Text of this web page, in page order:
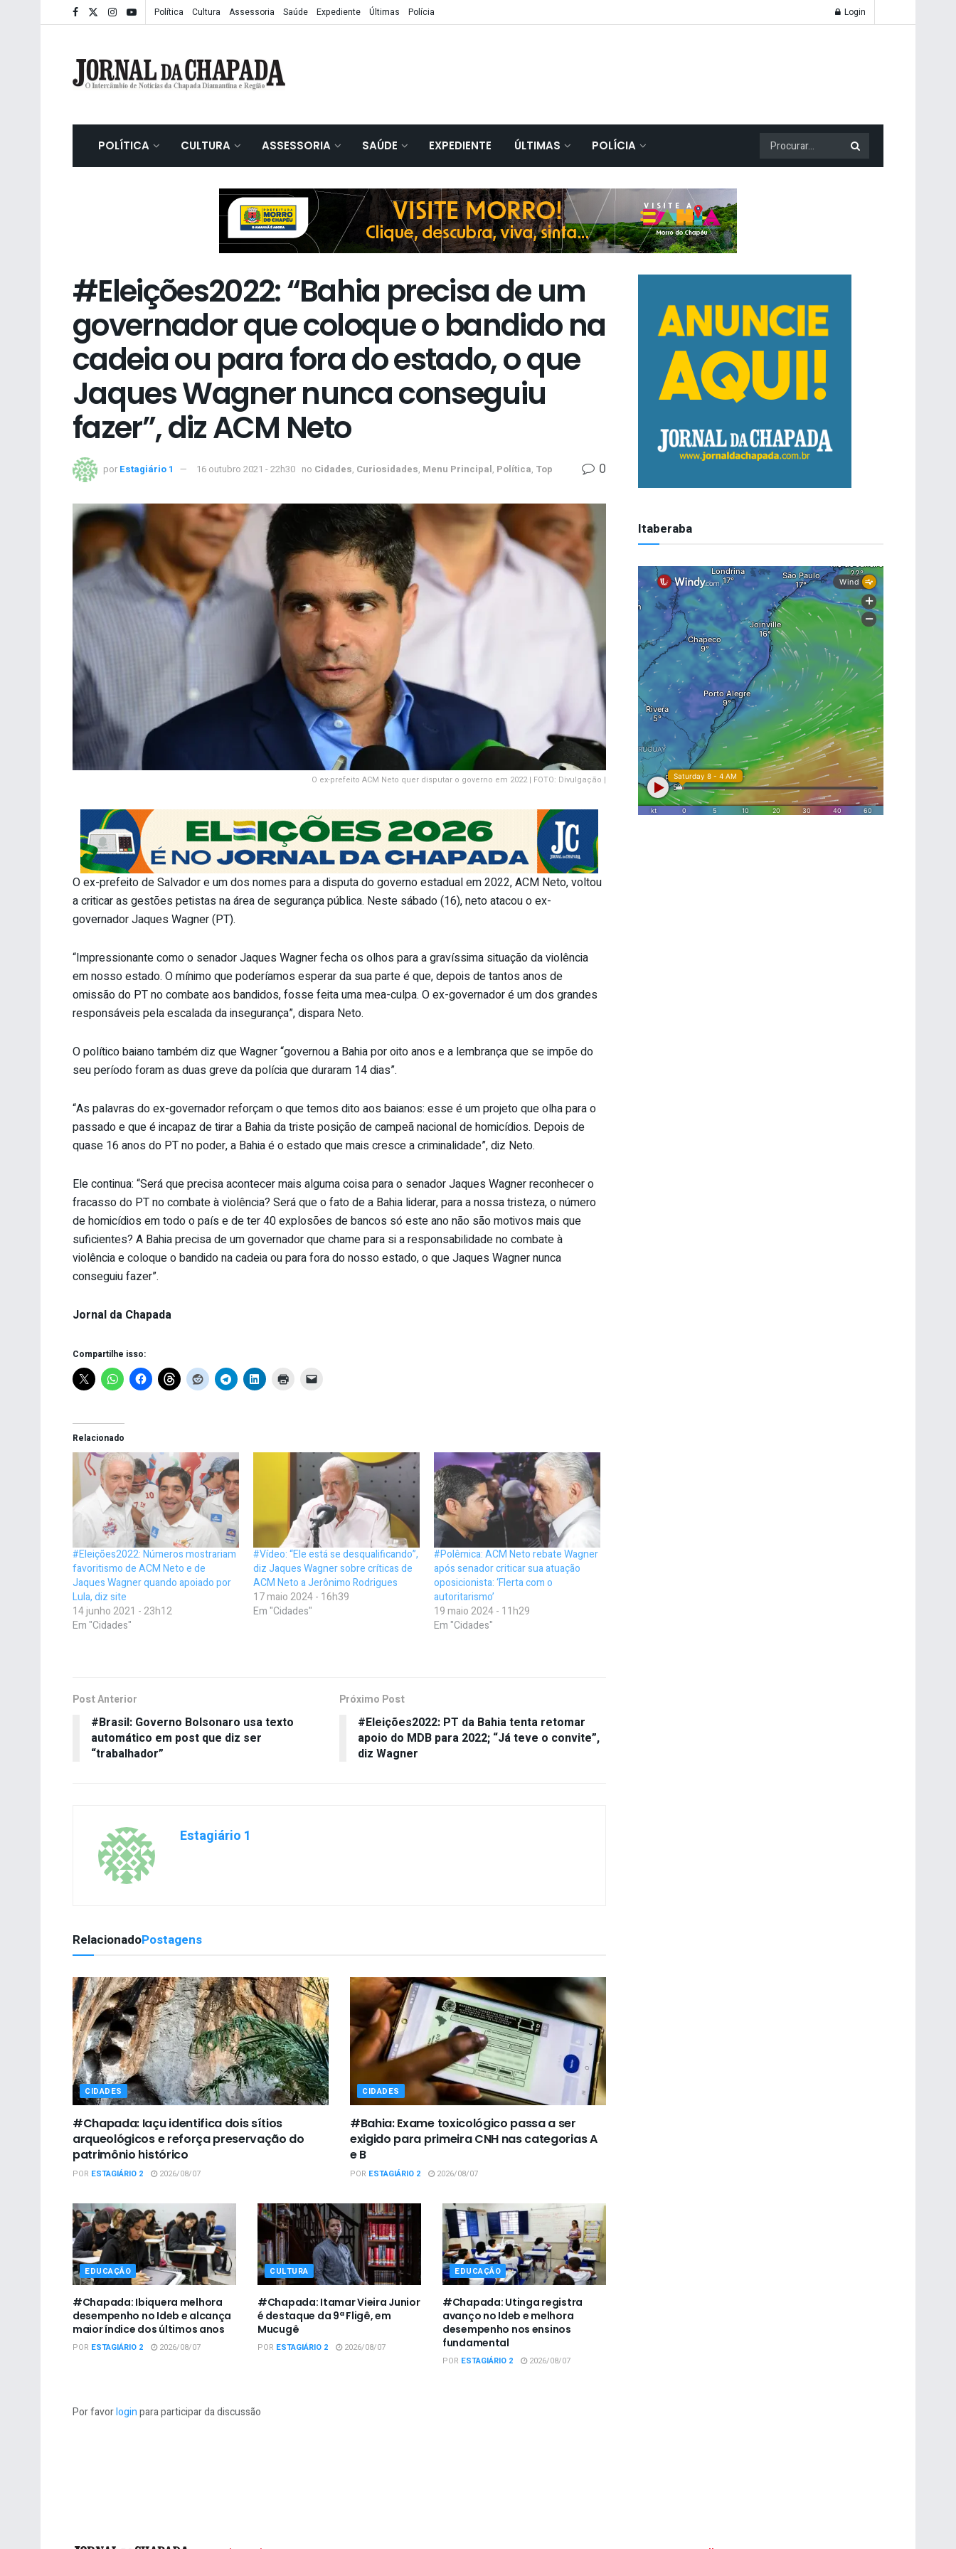
Política Cultura Assessoria Saúde Expediente Últimas Polícia Login
POLÍTICA CULTURA ASSESSORIA SAÚDE EXPEDIENTE ÚLTIMAS POLÍCIA
#Eleições2022: “Bahia precisa de um
governador que coloque o bandido na
cadeia ou para fora do estado, o que
Jaques Wagner nunca conseguiu
fazer”, diz ACM Neto
por Estagiário 1 16 outubro 2021 - 22h30 no Cidades, Curiosidades, Menu Principal, Política, Top 0
O ex-prefeito ACM Neto quer disputar o governo em 2022 | FOTO: Divulgação |
O ex-prefeito de Salvador e um dos nomes para a disputa do governo estadual em 2022, ACM Neto, voltou
a criticar as gestões petistas na área de segurança pública. Neste sábado (16), neto atacou o ex-
governador Jaques Wagner (PT).
“Impressionante como o senador Jaques Wagner fecha os olhos para a gravíssima situação da violência
em nosso estado. O mínimo que poderíamos esperar da sua parte é que, depois de tantos anos de
omissão do PT no combate aos bandidos, fosse feita uma mea-culpa. O ex-governador é um dos grandes
responsáveis pela escalada da insegurança”, dispara Neto.
O político baiano também diz que Wagner “governou a Bahia por oito anos e a lembrança que se impõe do
seu período foram as duas greve da polícia que duraram 14 dias”.
“As palavras do ex-governador reforçam o que temos dito aos baianos: esse é um projeto que olha para o
passado e que é incapaz de tirar a Bahia da triste posição de campeã nacional de homicídios. Depois de
quase 16 anos do PT no poder, a Bahia é o estado que mais cresce a criminalidade”, diz Neto.
Ele continua: “Será que precisa acontecer mais alguma coisa para o senador Jaques Wagner reconhecer o
fracasso do PT no combate à violência? Será que o fato de a Bahia liderar, para a nossa tristeza, o número
de homicídios em todo o país e de ter 40 explosões de bancos só este ano não são motivos mais que
suficientes? A Bahia precisa de um governador que chame para si a responsabilidade no combate à
violência e coloque o bandido na cadeia ou para fora do nosso estado, o que Jaques Wagner nunca
conseguiu fazer”.
Jornal da Chapada
Compartilhe isso:
Relacionado
#Eleições2022: Números mostrariam
favoritismo de ACM Neto e de
Jaques Wagner quando apoiado por
Lula, diz site
14 junho 2021 - 23h12
Em "Cidades"
#Vídeo: “Ele está se desqualificando”,
diz Jaques Wagner sobre críticas de
ACM Neto a Jerônimo Rodrigues
17 maio 2024 - 16h39
Em "Cidades"
#Polêmica: ACM Neto rebate Wagner
após senador criticar sua atuação
oposicionista: ‘Flerta com o
autoritarismo’
19 maio 2024 - 11h29
Em "Cidades"
Post Anterior
#Brasil: Governo Bolsonaro usa texto
automático em post que diz ser
“trabalhador”
Próximo Post
#Eleições2022: PT da Bahia tenta retomar
apoio do MDB para 2022; “Já teve o convite”,
diz Wagner
Estagiário 1
RelacionadoPostagens
CIDADES
#Chapada: Iaçu identifica dois sítios
arqueológicos e reforça preservação do
patrimônio histórico
POR ESTAGIÁRIO 2 2026/08/07
CIDADES
#Bahia: Exame toxicológico passa a ser
exigido para primeira CNH nas categorias A
e B
POR ESTAGIÁRIO 2 2026/08/07
EDUCAÇÃO
#Chapada: Ibiquera melhora
desempenho no Ideb e alcança
maior índice dos últimos anos
POR ESTAGIÁRIO 2 2026/08/07
CULTURA
#Chapada: Itamar Vieira Junior
é destaque da 9ª Fligê, em
Mucugê
POR ESTAGIÁRIO 2 2026/08/07
EDUCAÇÃO
#Chapada: Utinga registra
avanço no Ideb e melhora
desempenho nos ensinos
fundamental
POR ESTAGIÁRIO 2 2026/08/07
Por favorloginpara participar da discussão
Itaberaba